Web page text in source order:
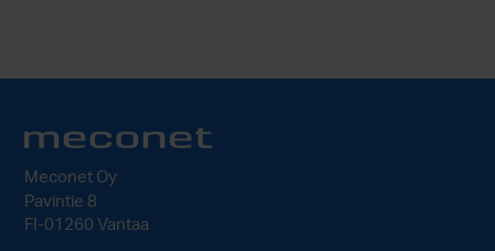
Meconet Oy
Pavintie 8
FI-01260 Vantaa